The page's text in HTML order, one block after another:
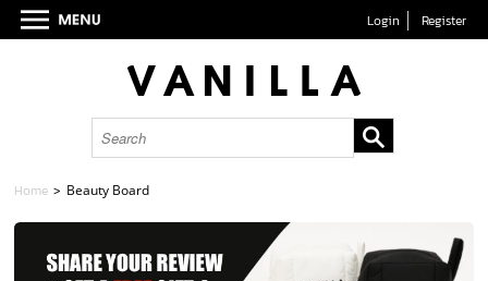
Login Register
Home > Beauty Board